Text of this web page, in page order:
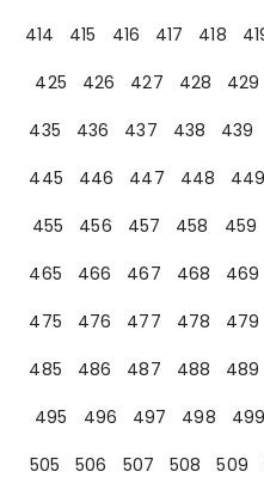
414
415 416 417 418
425
426 427 428 429
435
436 437 438 439
445
446 447 448 449
455
456 457 458 459
465
466 467 468 469
475
476 477 478 479
485
486 487 488 489
495
496 497 498 499
505
506 507 508 509